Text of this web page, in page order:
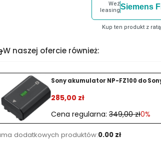
Pixfra
Pegasus
P450
Weź
leasingSiemens
Kup ten produkt z ratą
W naszej ofercie również:
% Sony akumulator NP-FZ100 do Sony
285,00 zł
Cena regularna: 349,00 zł0%
dodatkowych produktów:0.00 zł